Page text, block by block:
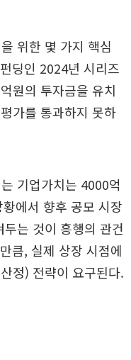
위한 몇 가지 핵심
딩인 2024년 시리즈
원의 투자금을 유치
가를 통과하지 못하
기업가치는 4000억
에서 향후 공모 시장
는 것이 흥행의 관건
큼, 실제 상장 시점에
정) 전략이 요구된다.